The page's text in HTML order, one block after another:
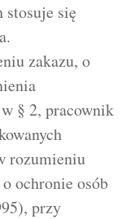
stosuje się
zakazu, o
§ 2, pracownik
rozumieniu
ochronie osób
przy